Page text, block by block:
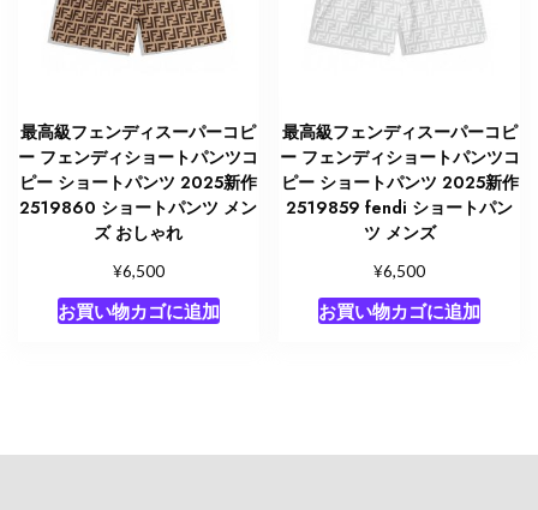
最高級フェンディスーパーコピ
ー フェンディショートパンツコ
ピー ショートパンツ 2025新作
2519860 ショートパンツ メン
ズ おしゃれ
¥6,500
お買い物カゴに追加
最高級フェンディスーパーコピ
ー フェンディショートパンツコ
ピー ショートパンツ 2025新作
2519859 fendi ショートパン
ツ メンズ
¥6,500
お買い物カゴに追加